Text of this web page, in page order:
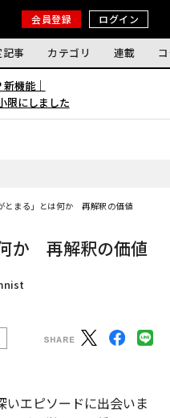
会員登録 ログイン
事 カテゴリ 連載
機能｜
限にしました
がとまる」とは何か 再解釈の価値
何か 再解釈の価値
エピソードに出会いま